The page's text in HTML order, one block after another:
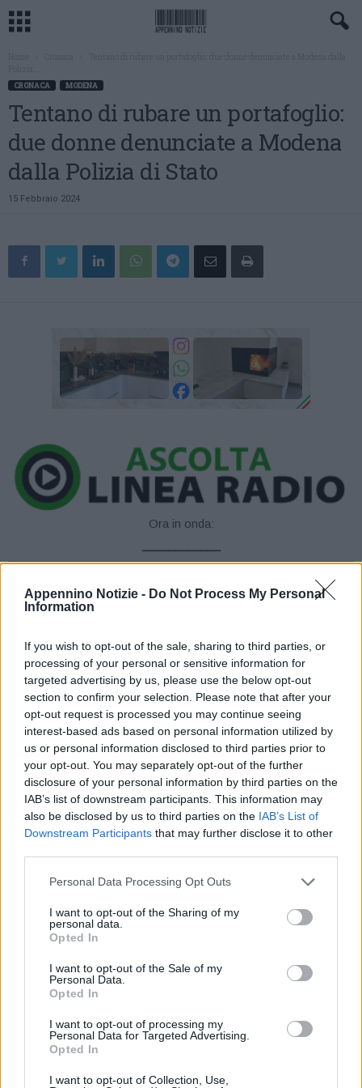
Appennino Notizie - Do Not Process My Personal
Information
If you wish to opt-out of the sale, sharing to third parties, or
processing of your personal or sensitive information for
targeted advertising by us, please use the below opt-out
section to confirm your selection. Please note that after your
opt-out request is processed you may continue seeing
interest-based ads based on personal information utilized by
us or personal information disclosed to third parties prior to
your opt-out. You may separately opt-out of the further
disclosure of your personal information by third parties on the
IAB’s list of downstream participants. This information may
also be disclosed by us to third parties on the IAB’s List of
Downstream Participants that may further disclose it to other
Personal Data Processing Opt Outs
I want to opt-out of the Sharing of my
personal data.
Opted In
I want to opt-out of the Sale of my
Personal Data.
Opted In
I want to opt-out of processing my
Personal Data for Targeted Advertising.
Opted In
I want to opt-out of Collection, Use,
CRONACA MODENA
Tentano di rubare un portafoglio:
due donne denunciate a Modena
dalla Polizia di Stato
15 Febbraio 2024
Ora in onda:
La Polizia di Stato di Modena ha denunciato in stato di libertà due
donne di 26 e 16 anni per il reato di tentato furto in concorso.
Nel pomeriggio di ieri, intorno alle ore 13.00, una pattuglia della
Squadra Volante è intervenuta presso un supermercato in zona
Buon Pastore, in quanto l’addetto della sorveglianza del punto
vendita, aveva sorpreso le due donne mentre asportavano il
portafoglio dalla borsa di una cliente, intenta a fare la spesa.
Vistosi scoperte le ragazze hanno riconsegnato quanto sottratto.
La 26enne, già conosciuta alle forze dell’ordine, risulta
destinataria della misura di prevenzione dell’Avviso Orale,
degli accertamenti, è stata riaffidata alla madre.